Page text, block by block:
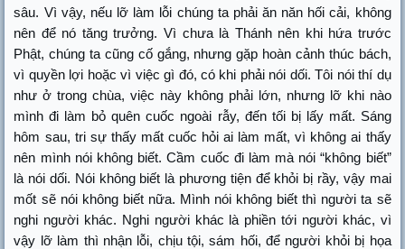
sâu. Vì vậy, nếu lỡ làm lỗi chúng ta phải ăn năn hối cải, không
nên để nó tăng trưởng. Vì chưa là Thánh nên khi hứa trước
Phật, chúng ta cũng cố gắng, nhưng gặp hoàn cảnh thúc bách,
vì quyền lợi hoặc vì việc gì đó, có khi phải nói dối. Tôi nói thí dụ
như ở trong chùa, việc này không phải lớn, nhưng lỡ khi nào
mình đi làm bỏ quên cuốc ngoài rẫy, đến tối bị lấy mất. Sáng
hôm sau, tri sự thấy mất cuốc hỏi ai làm mất, vì không ai thấy
nên mình nói không biết. Cầm cuốc đi làm mà nói “không biết”
là nói dối. Nói không biết là phương tiện để khỏi bị rầy, vậy mai
mốt sẽ nói không biết nữa. Mình nói không biết thì người ta sẽ
nghi người khác. Nghi người khác là phiền tới người khác, vì
vậy lỡ làm thì nhận lỗi, chịu tội, sám hối, để người khỏi bị họa